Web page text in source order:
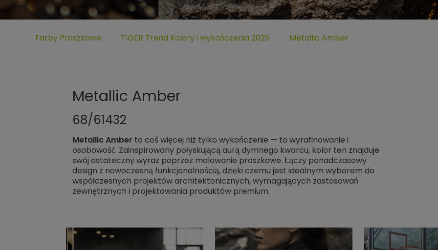
Untermenü öffnen für „www.tiger-coatings.com“
Farby Proszkowe Untermenü öffnen für „Farby Proszkowe“
TIGER Trend Kolory i wykończenia 2025 Untermenü öffnen für „TIGER Trend
Metallic Amber
Metallic Amber
68/61432
Metallic Amber to coś więcej niż tylko wykończenie — to wyrafinowanie i
osobowość. Zainspirowany połyskującą aurą dymnego kwarcu, kolor ten znajduje
swój ostateczny wyraz poprzez malowanie proszkowe. Łączy ponadczasowy
design z nowoczesną funkcjonalnością, dzięki czemu jest idealnym wyborem do
współczesnych projektów architektonicznych, wymagających zastosowań
zewnętrznych i projektowania produktów premium.